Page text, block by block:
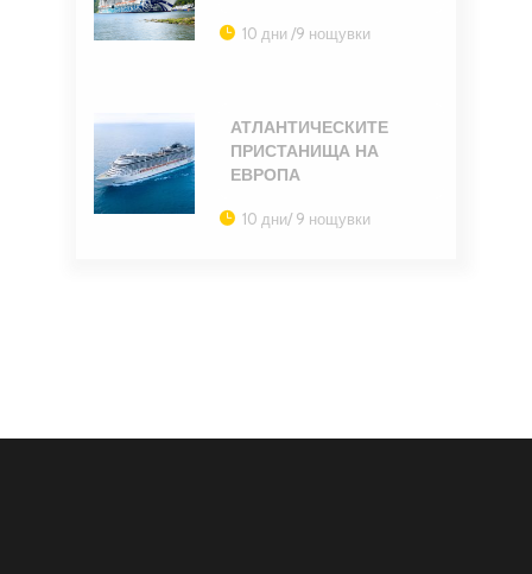
10 дни /9 нощувки
АТЛАНТИЧЕСКИТЕ
ПРИСТАНИЩА НА
ЕВРОПА
10 дни/ 9 нощувки